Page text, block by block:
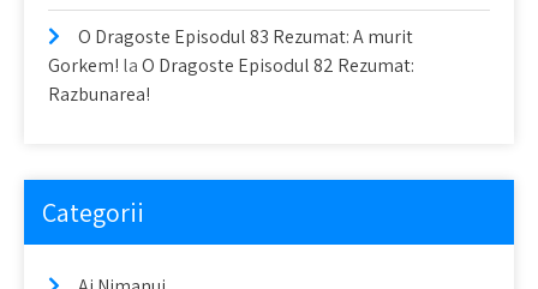
O Dragoste Episodul 83 Rezumat: A murit
Gorkem! laO Dragoste Episodul 82 Rezumat:
Razbunarea!
Categorii